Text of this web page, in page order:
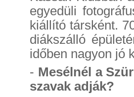
egyedüli
kiállító társként.
diákszálló
időben nagyon jó
- Mesélnél a
szavak adják?